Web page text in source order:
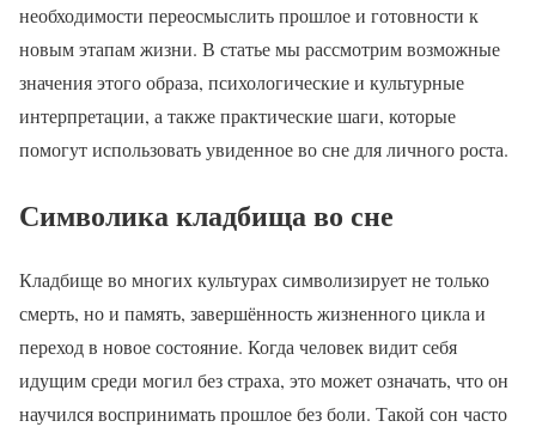
необходимости переосмыслить прошлое и готовности к
новым этапам жизни. В статье мы рассмотрим возможные
значения этого образа, психологические и культурные
интерпретации, а также практические шаги, которые
помогут использовать увиденное во сне для личного роста.
Символика кладбища во сне
Кладбище во многих культурах символизирует не только
смерть, но и память, завершённость жизненного цикла и
переход в новое состояние. Когда человек видит себя
идущим среди могил без страха, это может означать, что он
научился воспринимать прошлое без боли. Такой сон часто